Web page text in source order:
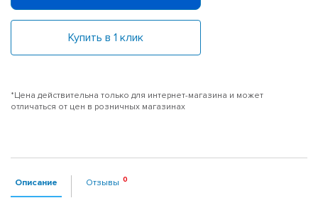
Купить в 1 клик
*Цена действительна только для интернет-магазина и может
отличаться от цен в розничных магазинах
Описание Отзывы